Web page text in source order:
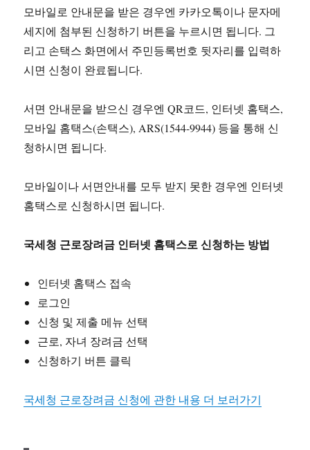
모바일로 안내문을 받은 경우엔 카카오톡이나 문자메
세지에 첨부된 신청하기 버튼을 누르시면 됩니다. 그
리고 손택스 화면에서 주민등록번호 뒷자리를 입력하
시면 신청이 완료됩니다.
서면 안내문을 받으신 경우엔 QR코드, 인터넷 홈택스,
모바일 홈택스(손택스), ARS(1544-9944) 등을 통해 신
청하시면 됩니다.
모바일이나 서면안내를 모두 받지 못한 경우엔 인터넷
홈택스로 신청하시면 됩니다.
국세청 근로장려금 인터넷 홈택스로 신청하는 방법
인터넷 홈택스 접속
로그인
신청 및 제출 메뉴 선택
근로, 자녀 장려금 선택
신청하기 버튼 클릭
국세청 근로장려금 신청에 관한 내용 더 보러가기